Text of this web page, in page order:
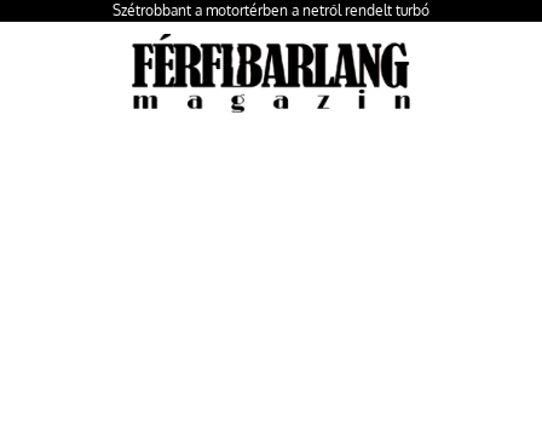
Szétrobbant a motortérben a netről rendelt turbó